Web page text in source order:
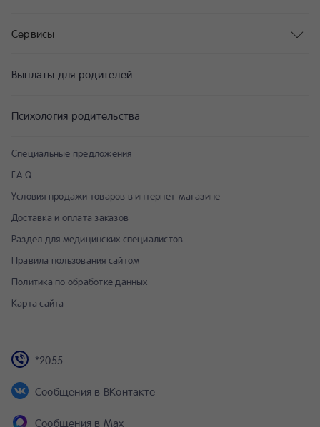
Специальные предложения
F.A.Q
Условия продажи товаров в интернет-магазине
Доставка и оплата заказов
Раздел для медицинских специалистов
Правила пользования сайтом
Политика по обработке данных
Карта сайта
*2055
Сообщения в ВКонтакте
Сообщения в Max
Сервисы
Выплаты для родителей
Психология родительства